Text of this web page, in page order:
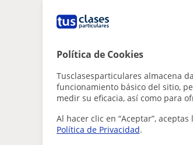
Política de Cookies
Tusclasesparticulares almacena
funcionamiento básico del sitio,
medir su eficacia, así como para
Al hacer clic en “Aceptar”,
Política de Privacidad.
o